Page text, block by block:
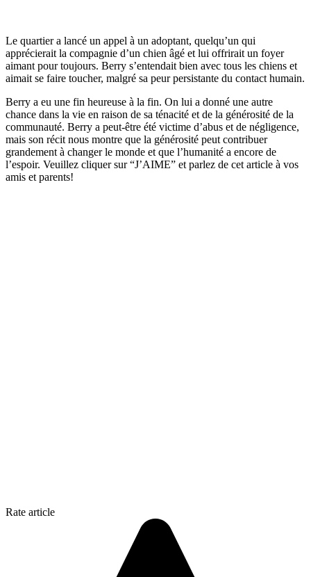
Le quartier a lancé un appel à un adoptant, quelqu’un qui
apprécierait la compagnie d’un chien âgé et lui offrirait un foyer
aimant pour toujours. Berry s’entendait bien avec tous les chiens et
aimait se faire toucher, malgré sa peur persistante du contact humain.
Berry a eu une fin heureuse à la fin. On lui a donné une autre
chance dans la vie en raison de sa ténacité et de la générosité de la
communauté. Berry a peut-être été victime d’abus et de négligence,
mais son récit nous montre que la générosité peut contribuer
grandement à changer le monde et que l’humanité a encore de
l’espoir. Veuillez cliquer sur “J’AIME” et parlez de cet article à vos
amis et parents!
Rate article